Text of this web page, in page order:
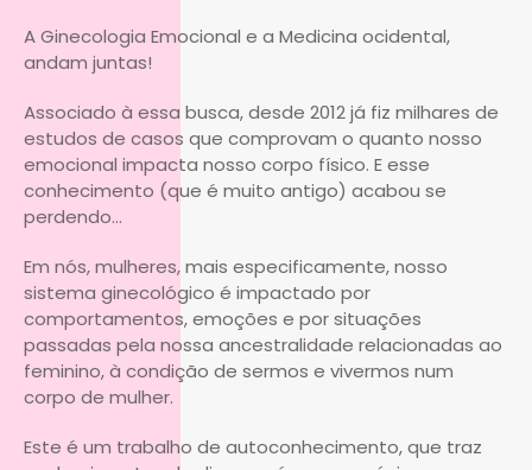
A Ginecologia Emocional e a Medicina ocidental,
andam juntas!
Associado à essa busca, desde 2012 já fiz milhares de
estudos de casos que comprovam o quanto nosso
emocional impacta nosso corpo físico. E esse
conhecimento (que é muito antigo) acabou se
perdendo…
Em nós, mulheres, mais especificamente, nosso
sistema ginecológico é impactado por
comportamentos, emoções e por situações
passadas pela nossa ancestralidade relacionadas ao
feminino, à condição de sermos e vivermos num
corpo de mulher.
Este é um trabalho de autoconhecimento, que traz